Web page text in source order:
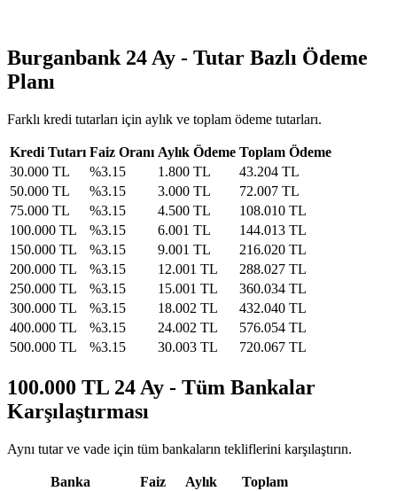
Burganbank 24 Ay - Tutar Bazlı Ödeme
Planı
Farklı kredi tutarları için aylık ve toplam ödeme tutarları.
Kredi Tutarı Faiz Oranı Aylık Ödeme Toplam Ödeme
30.000 TL %3.15 1.800 TL 43.204 TL
50.000 TL %3.15 3.000 TL 72.007 TL
75.000 TL %3.15 4.500 TL 108.010 TL
100.000 TL %3.15 6.001 TL 144.013 TL
150.000 TL %3.15 9.001 TL 216.020 TL
200.000 TL %3.15 12.001 TL 288.027 TL
250.000 TL %3.15 15.001 TL 360.034 TL
300.000 TL %3.15 18.002 TL 432.040 TL
400.000 TL %3.15 24.002 TL 576.054 TL
500.000 TL %3.15 30.003 TL 720.067 TL
100.000 TL 24 Ay - Tüm Bankalar
Karşılaştırması
Aynı tutar ve vade için tüm bankaların tekliflerini karşılaştırın.
Banka Faiz Aylık
Toplam